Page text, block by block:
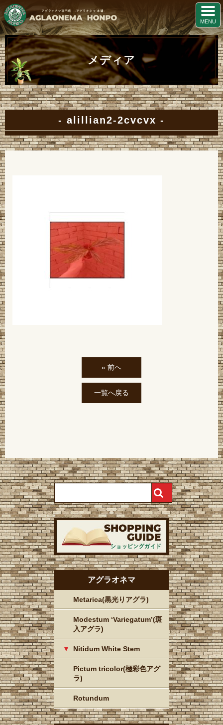
メディア
alillian2-2cvcvx
« 前へ
一覧へ戻る
アグラオネマ
Metarica(黒光りアグラ)
Modestum ‘Variegatum’(斑
入アグラ)
Nitidum White Stem
Pictum tricolor(極彩色アグ
ラ)
Rotundum